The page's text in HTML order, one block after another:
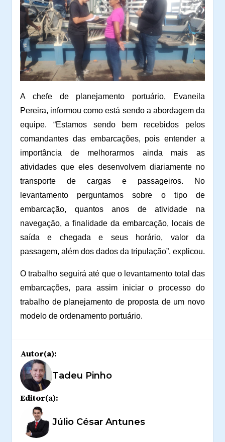
A chefe de planejamento portuário, Evaneila
Pereira, informou como está sendo a abordagem da
equipe. “Estamos sendo bem recebidos pelos
comandantes das embarcações, pois entender a
importância de melhorarmos ainda mais as
atividades que eles desenvolvem diariamente no
transporte de cargas e passageiros. No
levantamento perguntamos sobre o tipo de
embarcação, quantos anos de atividade na
navegação, a finalidade da embarcação, locais de
saída e chegada e seus horário, valor da
passagem, além dos dados da tripulação”, explicou.
O trabalho seguirá até que o levantamento total das
embarcações, para assim iniciar o processo do
trabalho de planejamento de proposta de um novo
modelo de ordenamento portuário.
Autor(a):
Tadeu Pinho
Editor(a):
Júlio César Antunes